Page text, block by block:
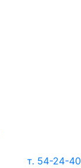
т. 54-24-40